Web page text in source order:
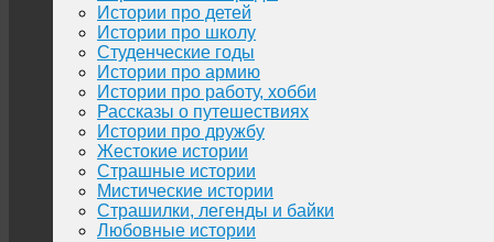
Истории про детей
Истории про школу
Студенческие годы
Истории про армию
Истории про работу, хобби
Рассказы о путешествиях
Истории про дружбу
Жестокие истории
Страшные истории
Мистические истории
Страшилки, легенды и байки
Любовные истории